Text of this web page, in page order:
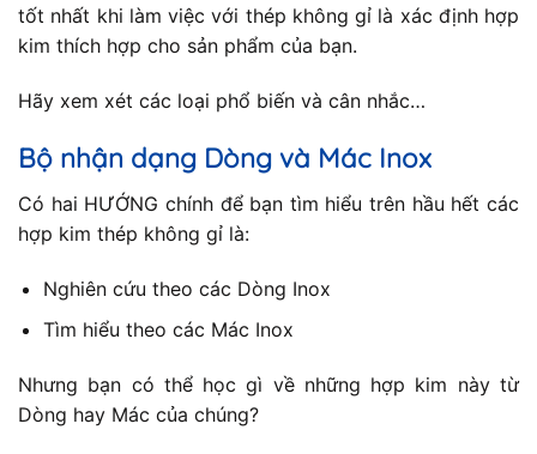
tốt nhất khi làm việc với thép không gỉ là xác định hợp
kim thích hợp cho sản phẩm của bạn.
Hãy xem xét các loại phổ biến và cân nhắc…
Bộ nhận dạng Dòng và Mác Inox
Có hai HƯỚNG chính để bạn tìm hiểu trên hầu hết các
hợp kim thép không gỉ là:
Nghiên cứu theo các Dòng Inox
Tìm hiểu theo các Mác Inox
Nhưng bạn có thể học gì về những hợp kim này từ
Dòng hay Mác của chúng?